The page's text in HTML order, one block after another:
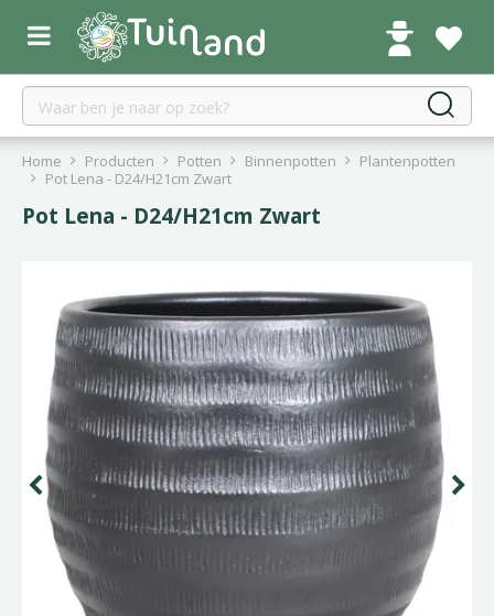
r
Home Producten Potten Binnenpotten
Plantenpotten
Pot Lena - D24/H21cm Zwart
Pot Lena - D24/H21cm Zwart